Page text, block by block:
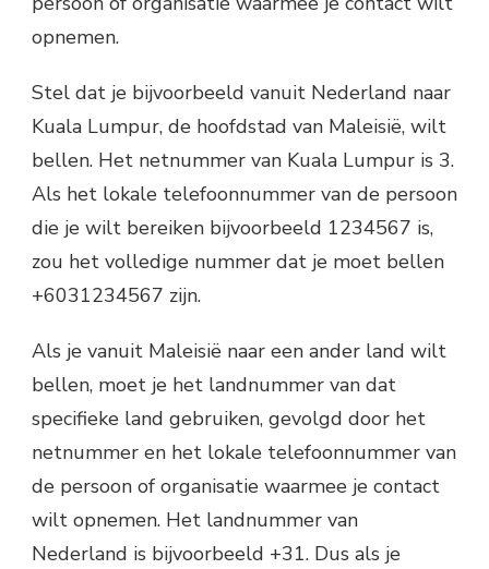
opnemen.
Stel dat je bijvoorbeeld vanuit Nederland naar
Kuala Lumpur, de hoofdstad van Maleisië, wilt
bellen. Het netnummer van Kuala Lumpur is 3.
Als het lokale telefoonnummer van de persoon
die je wilt bereiken bijvoorbeeld 1234567 is,
zou het volledige nummer dat je moet bellen
+6031234567 zijn.
Als je vanuit Maleisië naar een ander land wilt
bellen, moet je het landnummer van dat
specifieke land gebruiken, gevolgd door het
netnummer en het lokale telefoonnummer van
de persoon of organisatie waarmee je contact
wilt opnemen. Het landnummer van
Nederland is bijvoorbeeld +31. Dus als je